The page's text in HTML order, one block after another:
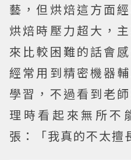
藝，但烘焙這方面
烘焙時壓力超大，
來比較困難的話會
經常用到精密機器
學習，不過看到老
理時看起來無所不
張：「我真的不太擅